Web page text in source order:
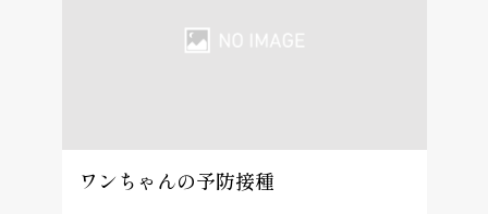
ワンちゃんの予防接種